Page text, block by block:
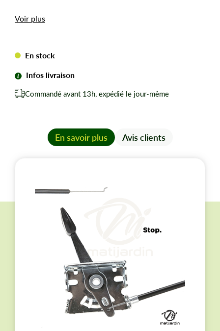
Voir plus
En stock
Infos livraison
Commandé avant 13h, expédié le jour-même
En savoir plus Avis clients